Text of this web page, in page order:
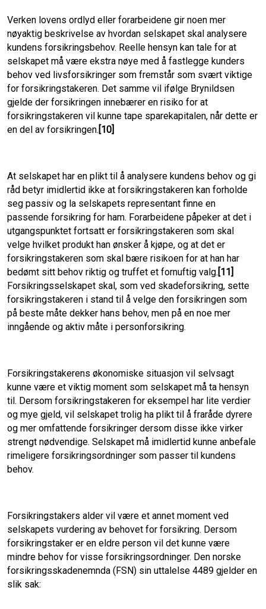
Verken lovens ordlyd eller forarbeidene gir noen mer
nøyaktig beskrivelse av hvordan selskapet skal analysere
kundens forsikringsbehov. Reelle hensyn kan tale for at
selskapet må være ekstra nøye med å fastlegge kunders
behov ved livsforsikringer som fremstår som svært viktige
for forsikringstakeren. Det samme vil ifølge Brynildsen
gjelde der forsikringen innebærer en risiko for at
forsikringstakeren vil kunne tape sparekapitalen, når dette er
en del av forsikringen. [10]
At selskapet har en plikt til å analysere kundens behov og gi
råd betyr imidlertid ikke at forsikringstakeren kan forholde
seg passiv og la selskapets representant finne en
passende forsikring for ham. Forarbeidene påpeker at det i
utgangspunktet fortsatt er forsikringstakeren som skal
velge hvilket produkt han ønsker å kjøpe, og at det er
forsikringstakeren som skal bære risikoen for at han har
bedømt sitt behov riktig og truffet et fornuftig valg. [11]
Forsikringsselskapet skal, som ved skadeforsikring, sette
forsikringstakeren i stand til å velge den forsikringen som
på beste måte dekker hans behov, men på en noe mer
inngående og aktiv måte i personforsikring.
Forsikringstakerens økonomiske situasjon vil selvsagt
kunne være et viktig moment som selskapet må ta hensyn
til. Dersom forsikringstakeren for eksempel har lite verdier
og mye gjeld, vil selskapet trolig ha plikt til å fraråde dyrere
og mer omfattende forsikringer dersom disse ikke virker
strengt nødvendige. Selskapet må imidlertid kunne anbefale
rimeligere forsikringsordninger som passer til kundens
behov.
Forsikringstakers alder vil være et annet moment ved
selskapets vurdering av behovet for forsikring. Dersom
forsikringstaker er en eldre person vil det kunne være
mindre behov for visse forsikringsordninger. Den norske
forsikringsskadenemnda (FSN) sin uttalelse 4489 gjelder en
slik sak: